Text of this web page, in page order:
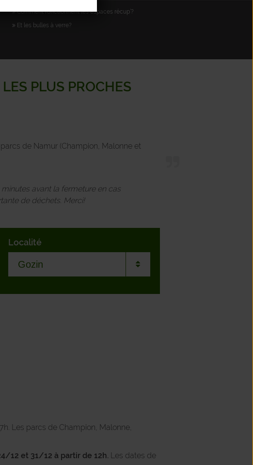
Comment fonctionnent les espaces récup’?
Et les bulles à verre?
PLUS PROCHES
de Namur (Champion, Malonne et
avant la fermeture en cas
de déchets. Merci!
Localité
Froidfontaine
Gozin
Les parcs de Champion, Malonne,
12 et 31/12 à partir de 12h. Les dates de